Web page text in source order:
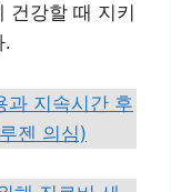
건강할 때 지키
.
과 지속시간 후
젠 의심)